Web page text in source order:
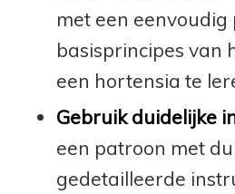
met een
basisprincipes van
een hortensia te
Gebruik duidelijke
een patroon met
gedetailleerde